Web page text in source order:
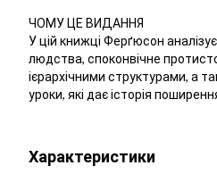
ЧОМУ ЦЕ ВИДАННЯ
У цій книжці Ферґюсон
людства, споконвічне
ієрархічними структурами, а
уроки, які дає історія
Характеристики